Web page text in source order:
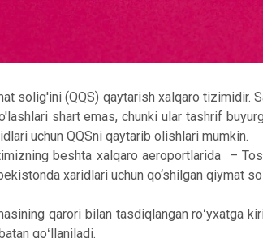
solig'ini (QQS) qaytarish xalqaro tizimidir.
shart emas, chunki ular tashrif
uchun QQSni qaytarib olishlari mumkin.
beshta xalqaro aeroportlarida –
xaridlari uchun qo‘shilgan qiymat
qarori bilan tasdiqlangan roʻyxatga
qoʻllaniladi.